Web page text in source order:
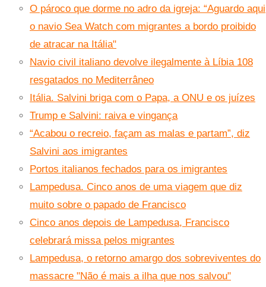
O pároco que dorme no adro da igreja: “Aguardo aqui
o navio Sea Watch com migrantes a bordo proibido
de atracar na Itália"
Navio civil italiano devolve ilegalmente à Líbia 108
resgatados no Mediterrâneo
Itália. Salvini briga com o Papa, a ONU e os juízes
Trump e Salvini: raiva e vingança
“Acabou o recreio, façam as malas e partam”, diz
Salvini aos imigrantes
Portos italianos fechados para os imigrantes
Lampedusa. Cinco anos de uma viagem que diz
muito sobre o papado de Francisco
Cinco anos depois de Lampedusa, Francisco
celebrará missa pelos migrantes
Lampedusa, o retorno amargo dos sobreviventes do
massacre "Não é mais a ilha que nos salvou"